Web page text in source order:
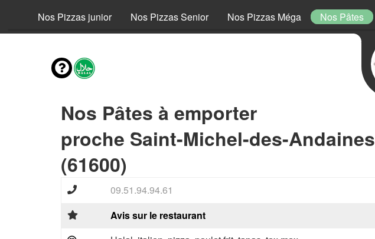
Nos Pizzas junior Nos Pizzas Senior Nos Pizzas Méga Nos Pâtes
Nos Pâtes à emporter
proche Saint-Michel-des-Andaines
(61600)
09.51.94.94.61
Avis sur le restaurant